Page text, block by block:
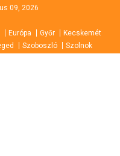
09, 2026
Európa Győr
Kecskemét
Szoboszló Szolnok